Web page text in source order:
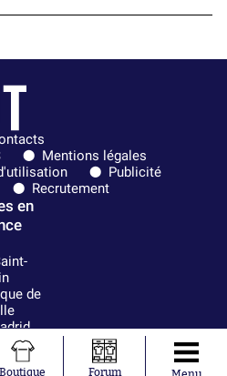
Mentions légales
Publicité
Recrutement
en
de
Boutique Forum